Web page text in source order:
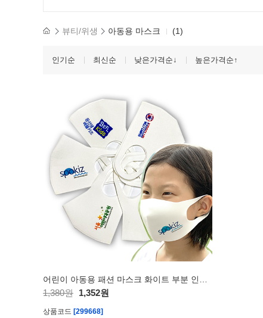
뷰티/위생 아동용 마스크 (1)
인기순 최신순 낮은가격순↓ 높은가격순↑
1,380원 1,352원
상품코드 [299668]